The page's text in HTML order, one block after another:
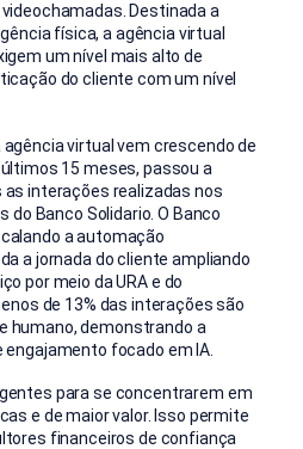
Destinada a
física, a agência virtual
um nível mais alto de
do cliente com um nível
agência virtual vem crescendo de
15 meses, passou a
interações realizadas nos
do Banco Solidario.O Banco
a automação
a jornada do clienteampliando
por meio da URAe do
de 13% das interações são
humano, demonstrando a
focado em IA.
para se concentrarem em
e de maior valor. Isso permite
financeiros de confiança